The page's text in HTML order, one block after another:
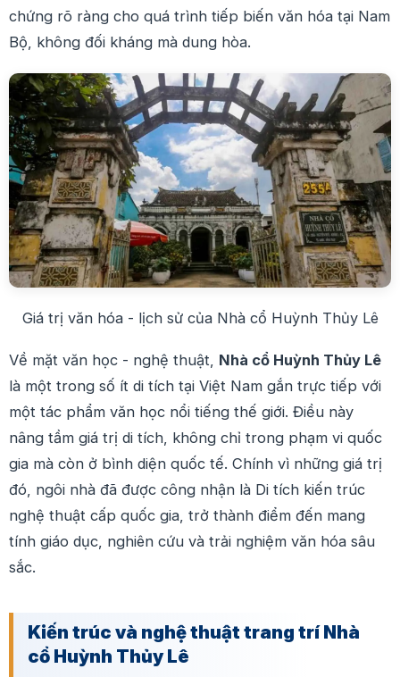
chứng rõ ràng cho quá trình tiếp biến văn hóa tại Nam
Bộ, không đối kháng mà dung hòa.
Giá trị văn hóa - lịch sử của Nhà cổ Huỳnh Thủy Lê
Về mặt văn học - nghệ thuật, Nhà cổ Huỳnh Thủy Lê
là một trong số ít di tích tại Việt Nam gắn trực tiếp với
một tác phẩm văn học nổi tiếng thế giới. Điều này
nâng tầm giá trị di tích, không chỉ trong phạm vi quốc
gia mà còn ở bình diện quốc tế. Chính vì những giá trị
đó, ngôi nhà đã được công nhận là Di tích kiến trúc
nghệ thuật cấp quốc gia, trở thành điểm đến mang
tính giáo dục, nghiên cứu và trải nghiệm văn hóa sâu
sắc.
Kiến trúc và nghệ thuật trang trí Nhà
cổ Huỳnh Thủy Lê